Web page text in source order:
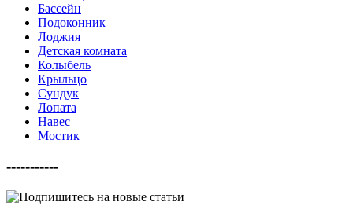
Бассейн
Подоконник
Лоджия
Детская комната
Колыбель
Крыльцо
Сундук
Лопата
Навес
Мостик
-----------